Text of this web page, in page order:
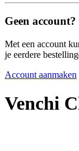
Geen account?
Met een account
je eerdere
Account aanmaken
Venchi